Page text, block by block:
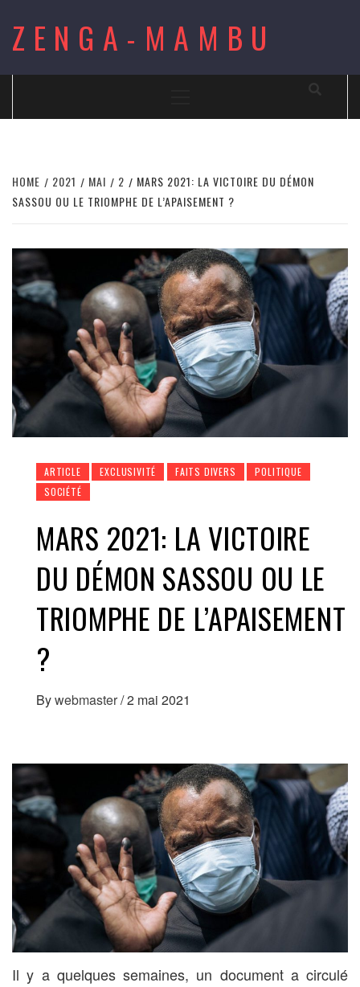
content
ZENGA-MAMBU
HOME 2021 MAI 2
MARS 2021: LA VICTOIRE DU DÉMON
SASSOU OU LE TRIOMPHE DE L’APAISEMENT ?
ARTICLE EXCLUSIVITÉ FAITS DIVERS
POLITIQUE
SOCIÉTÉ
MARS 2021: LA VICTOIRE
DU DÉMON SASSOU OU LE
TRIOMPHE DE L’APAISEMENT
?
Bywebmaster/2 mai 2021
Il y a quelques semaines, un document a circulé